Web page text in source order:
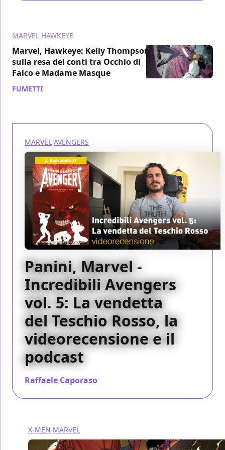
MARVEL HAWKEYE
Marvel, Hawkeye: Kelly Thompson
sulla resa dei conti tra Occhio di
Falco e Madame Masque
FUMETTI
MARVEL AVENGERS
Panini, Marvel -
Incredibili Avengers
vol. 5: La vendetta
del Teschio Rosso, la
videorecensione e il
podcast
Raffaele Caporaso
X-MEN MARVEL